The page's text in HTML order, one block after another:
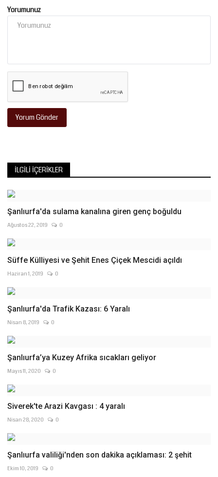
Yorumunuz
Yorum Gönder
İLGILI İÇERIKLER
Şanlıurfa'da sulama kanalına giren genç boğuldu
Ağustos 22, 2019 0
Süffe Külliyesi ve Şehit Enes Çiçek Mescidi açıldı
Haziran 1, 2019 0
Şanlıurfa'da Trafik Kazası: 6 Yaralı
Nisan 8, 2019 0
Şanlıurfa’ya Kuzey Afrika sıcakları geliyor
Mayıs 11, 2020 0
Siverek'te Arazi Kavgası : 4 yaralı
Nisan 28, 2020 0
Şanlıurfa valiliği'nden son dakika açıklaması: 2 şehit
Ekim 10, 2019 0